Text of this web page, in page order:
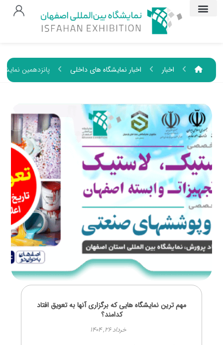
اخبار اخبار نمایشگاه های داخلی پانزدهمین
مهم ترین نمایشگاه هایی که برگزاری آنها به تعویق افتاد
کدامند؟
خرداد ۲۶, ۱۴۰۴